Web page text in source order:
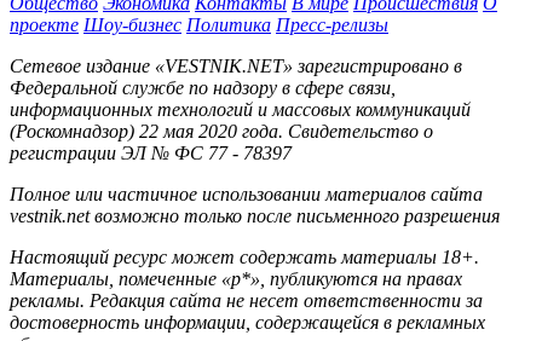
проекте Шоу-бизнес Политика Пресс-релизы
Сетевое издание «VESTNIK.NET» зарегистрировано в
Федеральной службе по надзору в сфере связи,
информационных технологий и массовых коммуникаций
(Роскомнадзор) 22 мая 2020 года. Свидетельство о
регистрации ЭЛ № ФС 77 - 78397
Полное или частичное использовании материалов сайта
vestnik.net возможно только после письменного разрешения
Настоящий ресурс может содержать материалы 18+.
Материалы, помеченные «р*», публикуются на правах
рекламы. Редакция сайта не несет ответственности за
достоверность информации, содержащейся в рекламных